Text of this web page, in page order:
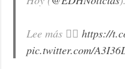
Lee más 👉🏼https://
pic.twitter.com/